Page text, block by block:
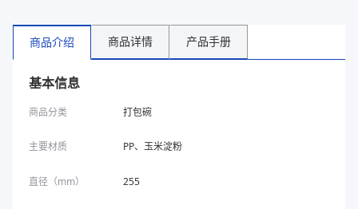
商品介绍 商品详情 产品手册
基本信息
商品分类 打包碗
主要材质 PP、玉米淀粉
直径（mm） 255